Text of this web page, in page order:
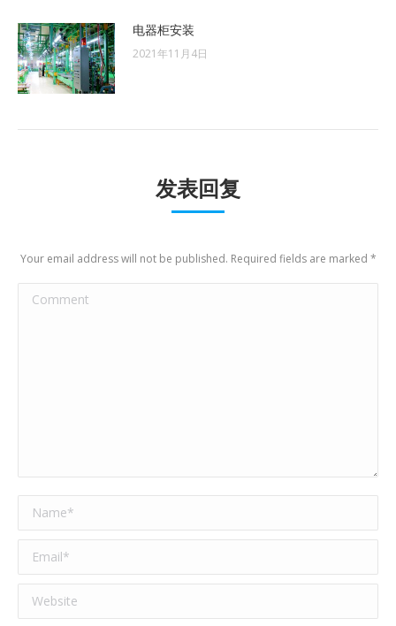
电器柜安装
2021年11月4日
发表回复
Your email address will not be published. Required fields are marked *
Comment
Name *
Email *
Website